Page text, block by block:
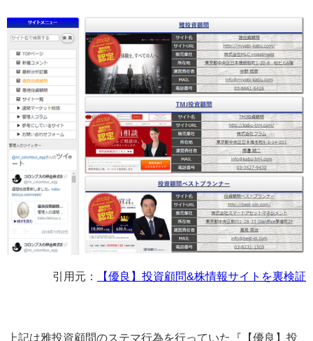
引用元： 【優良】投資顧問&株情報サイトを裏検証
上記は雅投資顧問のステマ行為を行っていた『【優良】投